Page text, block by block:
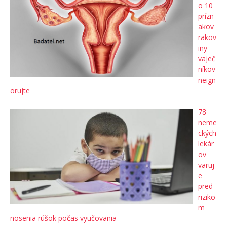
o 10
prízn
akov
rakov
iny
vaječ
níkov
neign
orujte
78
neme
ckých
lekár
ov
varuj
e
pred
riziko
m
nosenia rúšok počas vyučovania